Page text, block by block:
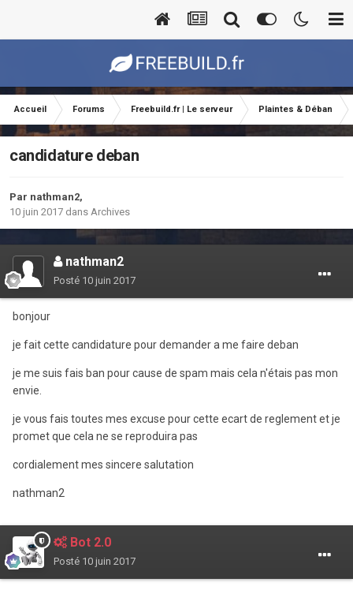
Accueil Forums Freebuild.fr | Le serveur Plaintes & Déban
candidature deban
Par nathman2,
10 juin 2017 dans Archives
nathman2
Posté 10 juin 2017
bonjour
je fait cette candidature pour demander a me faire deban
je me suis fais ban pour cause de spam mais cela n'étais pas mon
envie.
je vous fais toutes mes excuse pour cette ecart de reglement et je
promet que cela ne se reproduira pas
cordialement mes sincere salutation
nathman2
Bot 2.0
Posté 10 juin 2017